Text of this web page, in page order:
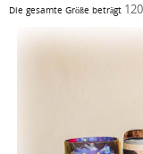
Die gesamte Größe beträgt